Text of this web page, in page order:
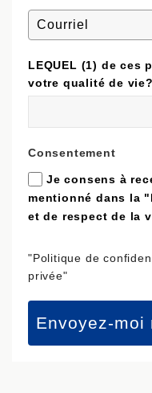
LEQUEL (1) de ces
votre qualité de vie?
Consentement
Je consens à
mentionné dans la
et de respect de la
"Politique de
privée"
Envoyez-moi